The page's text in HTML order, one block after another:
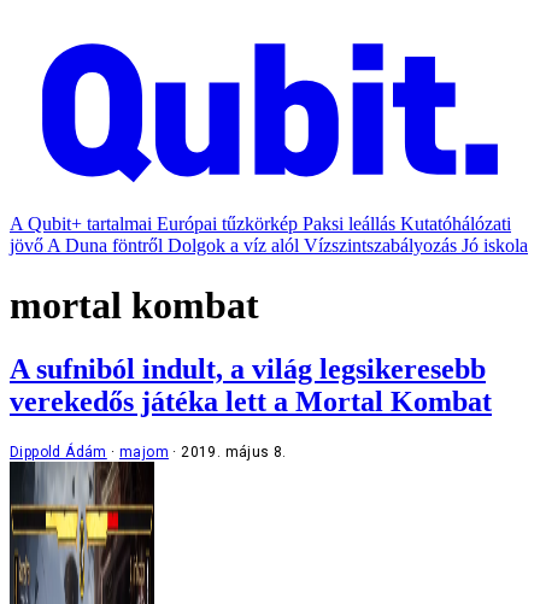
A Qubit+ tartalmai Európai tűzkörkép Paksi leállás Kutatóhálózati
jövő A Duna föntről Dolgok a víz alól Vízszintszabályozás Jó iskola
mortal kombat
A sufniból indult, a világ legsikeresebb
verekedős játéka lett a Mortal Kombat
Dippold Ádám majom 2019. május 8.